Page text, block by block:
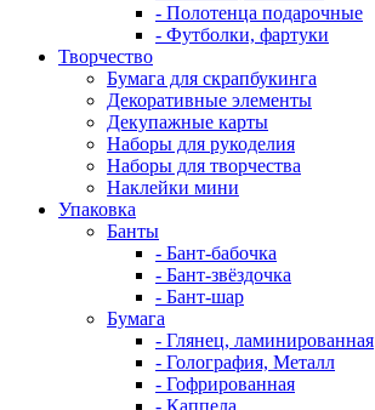
- Полотенца подарочные
- Футболки, фартуки
Творчество
Бумага для скрапбукинга
Декоративные элементы
Декупажные карты
Наборы для рукоделия
Наборы для творчества
Наклейки мини
Упаковка
Банты
- Бант-бабочка
- Бант-звёздочка
- Бант-шар
Бумага
- Глянец, ламинированная
- Голография, Металл
- Гофрированная
- Каппела